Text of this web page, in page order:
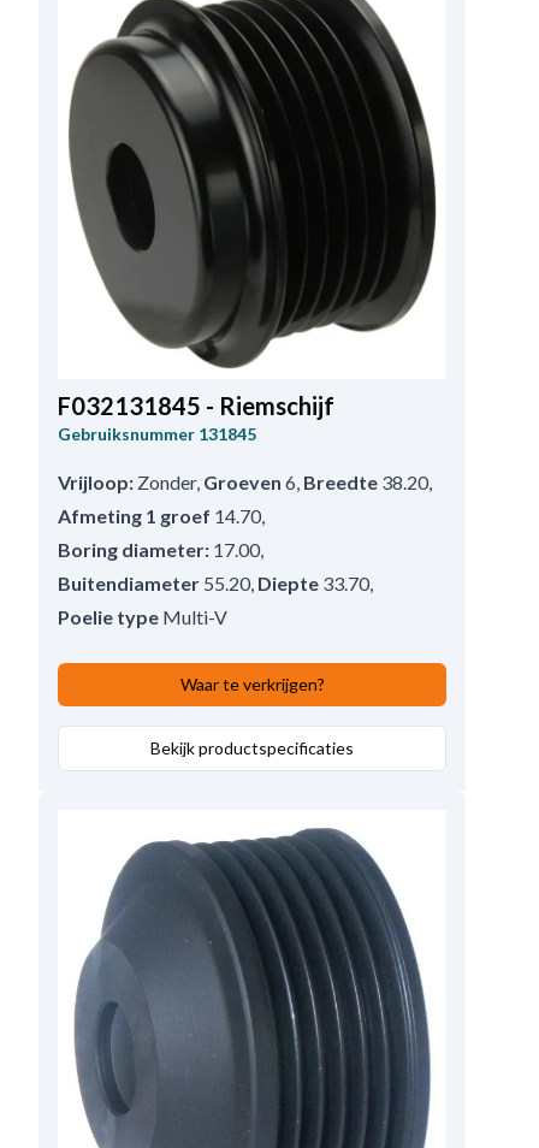
F032131845 - Riemschijf
Gebruiksnummer 131845
Vrijloop: Zonder, Groeven 6 Breedte 38.20,
Afmeting 1 groef 14.70,
Boring diameter: 17.00,
Buitendiameter 55.20, Diepte 33.70,
Poelie type Multi-V
Waar te verkrijgen?
Bekijk productspecificaties